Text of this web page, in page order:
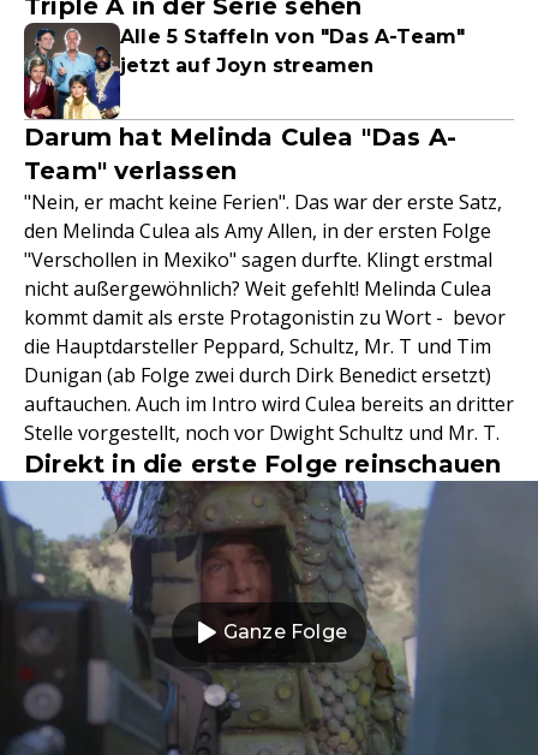
Triple A in der Serie sehen
Alle 5 Staffeln von "Das A-Team"
jetzt auf Joyn streamen
Darum hat Melinda Culea "Das A-
Team" verlassen
"Nein, er macht keine Ferien". Das war der erste Satz,
den Melinda Culea als Amy Allen, in der ersten Folge
"Verschollen in Mexiko" sagen durfte. Klingt erstmal
nicht außergewöhnlich? Weit gefehlt! Melinda Culea
kommt damit als erste Protagonistin zu Wort - bevor
die Hauptdarsteller Peppard, Schultz, Mr. T und Tim
Dunigan (ab Folge zwei durch Dirk Benedict ersetzt)
auftauchen. Auch im Intro wird Culea bereits an dritter
Stelle vorgestellt, noch vor Dwight Schultz und Mr. T.
Direkt in die erste Folge reinschauen
Ganze Folge